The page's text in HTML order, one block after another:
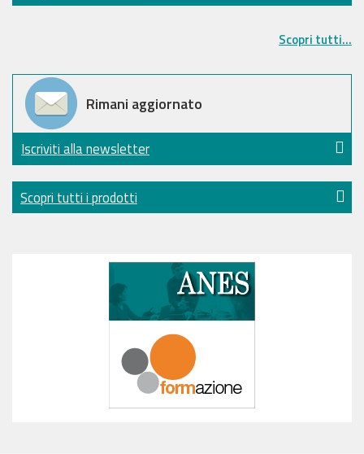
Scopri tutti...
Rimani aggiornato
Iscriviti alla newsletter
Scopri tutti i prodotti